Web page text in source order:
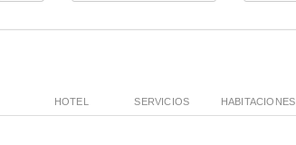
HOTEL SERVICIOS HABITACIONES